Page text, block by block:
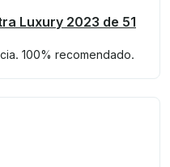
Luxury 2023 de 51
100% recomendado.